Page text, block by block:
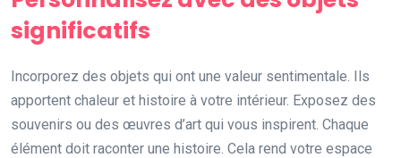
significatifs
Incorporez des objets qui ont une valeur sentimentale. Ils
apportent chaleur et histoire à votre intérieur. Exposez des
souvenirs ou des œuvres d’art qui vous inspirent. Chaque
élément doit raconter une histoire. Cela rend votre espace